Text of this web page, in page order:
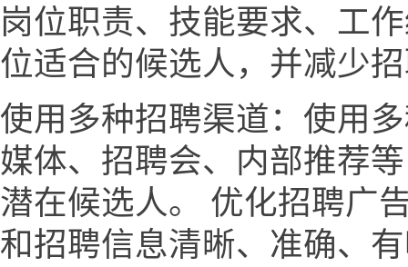
岗位职责、技能要求、工
位适合的候选人，并减少
使用多种招聘渠道：使用
媒体、招聘会、内部推荐
潜在候选人。 优化招聘广
和招聘信息清晰、准确、